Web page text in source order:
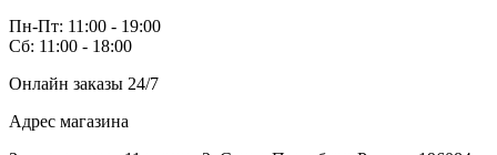
Пн-Пт: 11:00 - 19:00
Сб: 11:00 - 18:00
Онлайн заказы 24/7
Адрес магазина